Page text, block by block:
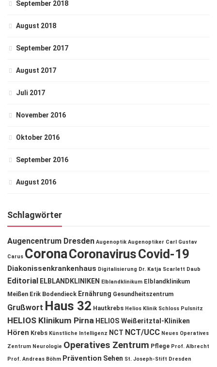
September 2018
August 2018
September 2017
August 2017
Juli 2017
November 2016
Oktober 2016
September 2016
August 2016
Schlagwörter
Augencentrum Dresden Augenoptik Augenoptiker Carl Gustav
Carus CoronaCoronavirusCovid-19
Diakonissenkrankenhaus Digitalisierung Dr. Katja Scarlett Daub
Editorial ELBLANDKLINIKEN Elblandklinikum Elblandklinikum
Meißen Erik Bodendieck Ernährung Gesundheitszentrum
Grußwort Haus 32 Hautkrebs Helios Klinik Schloss Pulsnitz
HELIOS Klinikum Pirna HELIOS Weißeritztal-Kliniken
Hören Krebs Künstliche Intelligenz NCT NCT/UCC Neues Operatives
Zentrum Neurologie Operatives Zentrum Pflege Prof. Albrecht
Prof. Andreas Böhm Prävention Sehen St. Joseph-Stift Dresden